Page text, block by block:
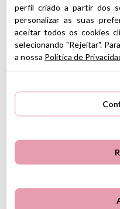
tamanho ao comprar uma
apesar de ser igual à que foi
comprada
Como diferenciar as
sucção semelhante à
Simétrico: Também
técnica de sucção em que a
tanta
natural ao palato do bebê
perfil criado a partir dos
personalizar as suas
aceitar todos os cookies
selecionando "Rejeitar".
a nossa Política de